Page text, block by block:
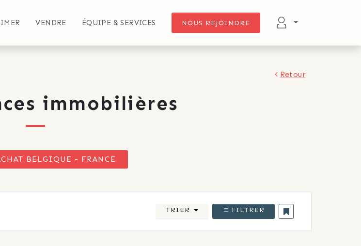
VENDRE ÉQUIPE & SERVICES NOUS REJOINDRE
Retour
immobilières
BELGIQUE - FRANCE
TRIER FILTRER